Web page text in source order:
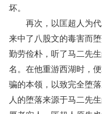
坏。
再次，以匡超人为代
来中了八股文的毒害而
勤劳俭朴，听了马二先
名。在他重游西湖时，
骗的本领，以致完全堕
人的堕落来源于马二先